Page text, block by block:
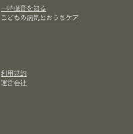
一時保育を知る
こどもの病気とおうちケア
利用規約
運営会社